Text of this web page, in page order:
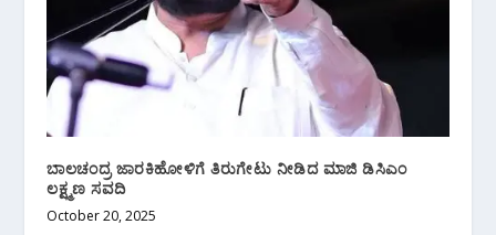
ಬಾಲಚಂದ್ರ ಜಾರಕಿಹೋಳಿಗೆ ತಿರುಗೇಟು ನೀಡಿದ ಮಾಜಿ ಡಿಸಿಎಂ
ಲಕ್ಷ್ಮಣ ಸವದಿ
October 20, 2025